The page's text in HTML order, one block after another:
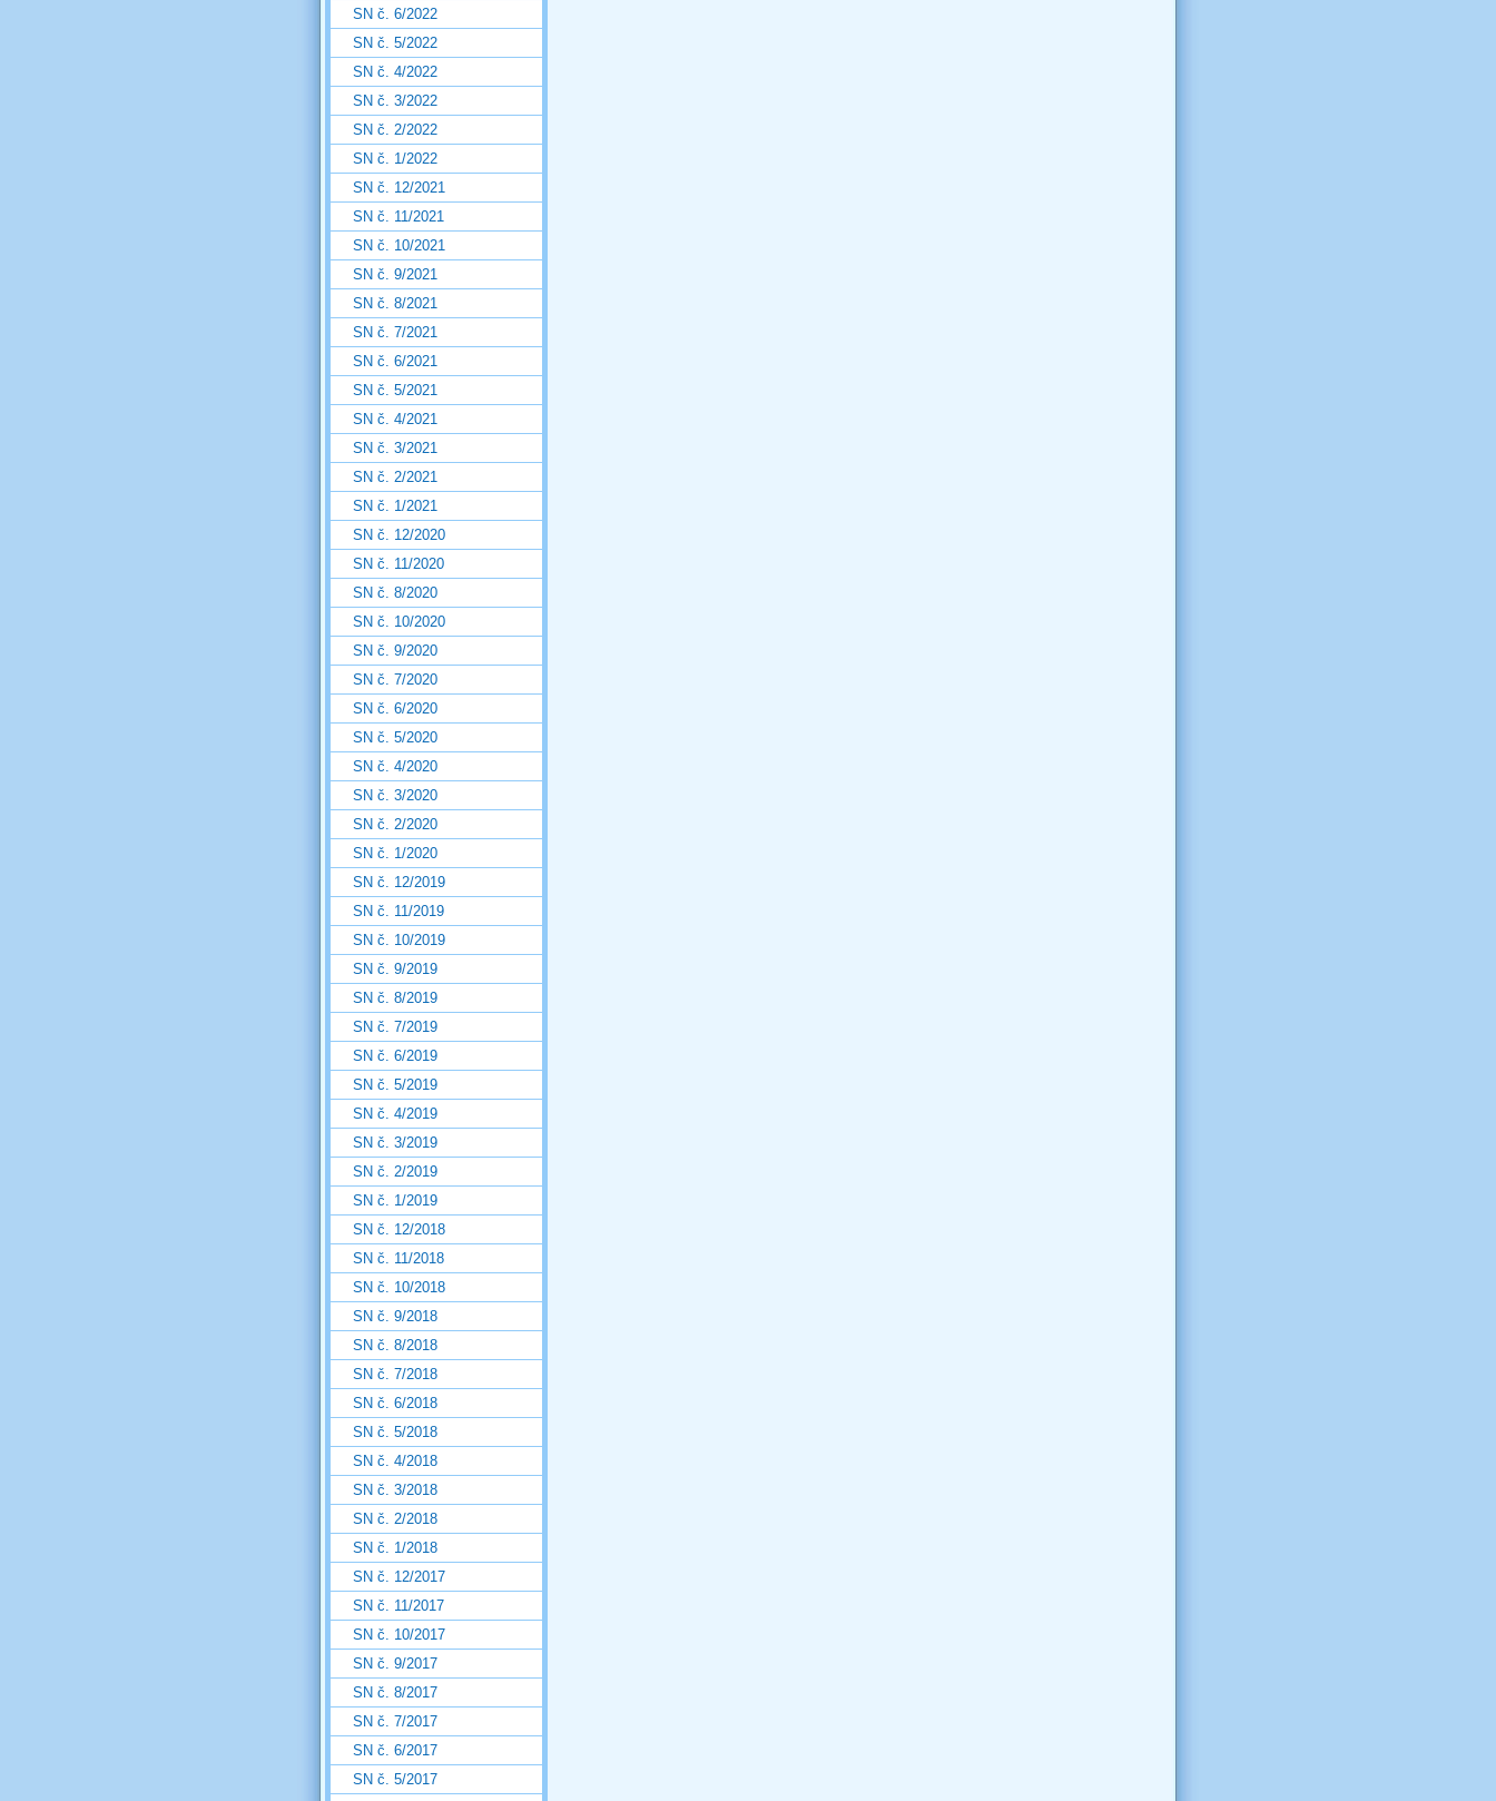
SN č. 6/2022
SN č. 5/2022
SN č. 4/2022
SN č. 3/2022
SN č. 2/2022
SN č. 1/2022
SN č. 12/2021
SN č. 11/2021
SN č. 10/2021
SN č. 9/2021
SN č. 8/2021
SN č. 7/2021
SN č. 6/2021
SN č. 5/2021
SN č. 4/2021
SN č. 3/2021
SN č. 2/2021
SN č. 1/2021
SN č. 12/2020
SN č. 11/2020
SN č. 8/2020
SN č. 10/2020
SN č. 9/2020
SN č. 7/2020
SN č. 6/2020
SN č. 5/2020
SN č. 4/2020
SN č. 3/2020
SN č. 2/2020
SN č. 1/2020
SN č. 12/2019
SN č. 11/2019
SN č. 10/2019
SN č. 9/2019
SN č. 8/2019
SN č. 7/2019
SN č. 6/2019
SN č. 5/2019
SN č. 4/2019
SN č. 3/2019
SN č. 2/2019
SN č. 1/2019
SN č. 12/2018
SN č. 11/2018
SN č. 10/2018
SN č. 9/2018
SN č. 8/2018
SN č. 7/2018
SN č. 6/2018
SN č. 5/2018
SN č. 4/2018
SN č. 3/2018
SN č. 2/2018
SN č. 1/2018
SN č. 12/2017
SN č. 11/2017
SN č. 10/2017
SN č. 9/2017
SN č. 8/2017
SN č. 7/2017
SN č. 6/2017
SN č. 5/2017